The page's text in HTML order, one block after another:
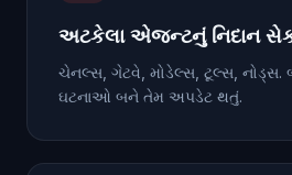
અટકેલા એજન્ટનું નિદાન
ચેનલ્સ, ગેટવે, મોડેલ્સ, ટૂલ્સ, નોડ્સ.
ઘટનાઓ બને તેમ અપડેટ થતું.